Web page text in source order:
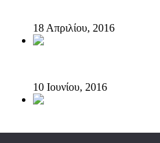
18 Απριλίου, 2016
10 Ιουνίου, 2016
Πειραιώς και Νήσων